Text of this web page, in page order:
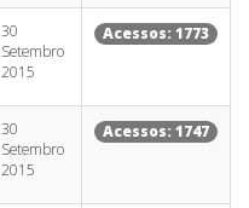
30
Setembro
2015
Acessos: 1773
30
Setembro
2015
Acessos: 1747